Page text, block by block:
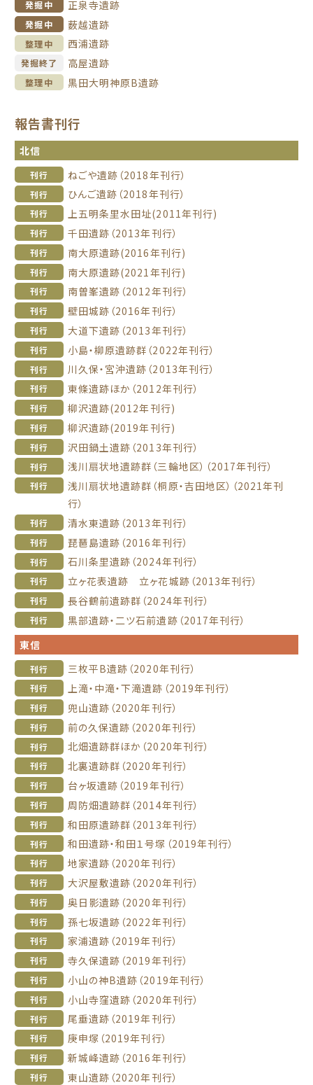
発掘中 正泉寺遺跡
発掘中 薮越遺跡
整理中 西浦遺跡
発掘終了 高屋遺跡
整理中 黒田大明神原B遺跡
報告書刊行
北信
刊行 ねごや遺跡（2018年刊行）
刊行 ひんご遺跡（2018年刊行）
刊行 上五明条里水田址(2011年刊行)
刊行 千田遺跡（2013年刊行）
刊行 南大原遺跡(2016年刊行)
刊行 南大原遺跡(2021年刊行)
刊行 南曽峯遺跡（2012年刊行）
刊行 壁田城跡（2016年刊行）
刊行 大道下遺跡（2013年刊行）
刊行 小島・柳原遺跡群（2022年刊行）
刊行 川久保・宮沖遺跡（2013年刊行）
刊行 東條遺跡ほか（2012年刊行）
刊行 柳沢遺跡(2012年刊行)
刊行 柳沢遺跡(2019年刊行)
刊行 沢田鍋土遺跡（2013年刊行）
刊行 浅川扇状地遺跡群（三輪地区）（2017年刊行）
刊行
浅川扇状地遺跡群（桐原・吉田地区）（2021年刊
行）
刊行 清水東遺跡（2013年刊行）
刊行 琵琶島遺跡（2016年刊行）
刊行 石川条里遺跡（2024年刊行）
刊行 立ヶ花表遺跡 立ヶ花城跡（2013年刊行）
刊行 長谷鶴前遺跡群（2024年刊行）
刊行
黒部遺跡・二ツ石前遺跡（2017年刊行）
東信
刊行 三枚平B遺跡（2020年刊行）
刊行 上滝・中滝・下滝遺跡（2019年刊行）
刊行 兜山遺跡（2020年刊行）
刊行 前の久保遺跡（2020年刊行）
刊行 北畑遺跡群ほか（2020年刊行）
刊行 北裏遺跡群（2020年刊行）
刊行 台ヶ坂遺跡（2019年刊行）
刊行 周防畑遺跡群（2014年刊行）
刊行 和田原遺跡群（2013年刊行）
刊行 和田遺跡・和田１号塚（2019年刊行）
刊行 地家遺跡（2020年刊行）
刊行 大沢屋敷遺跡（2020年刊行）
刊行 奥日影遺跡（2020年刊行）
刊行 孫七坂遺跡（2022年刊行）
刊行 家浦遺跡（2019年刊行）
刊行 寺久保遺跡（2019年刊行）
刊行 小山の神B遺跡（2019年刊行）
刊行 小山寺窪遺跡（2020年刊行）
刊行 尾垂遺跡（2019年刊行）
刊行 庚申塚（2019年刊行）
刊行 新城峰遺跡（2016年刊行）
刊行 東山遺跡（2020年刊行）